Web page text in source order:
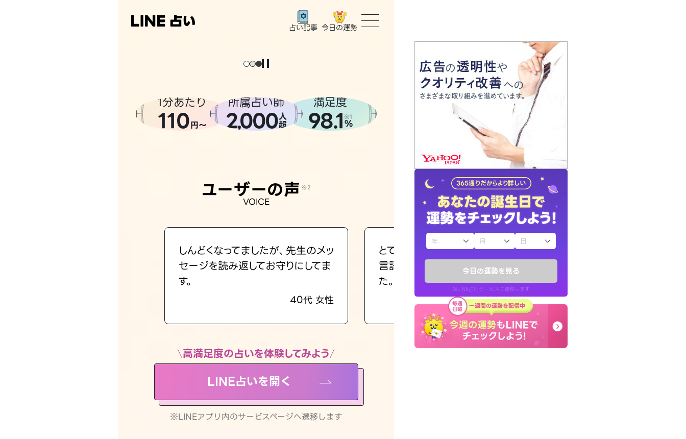
今日の運勢を見る
※LINE占いサービスに遷移します
占い記事 今日の運勢
トップ
ユーザーの声
占いの流れ
おすすめの占い師
よくある質問
えもじの子（占）12星座占い
お知らせ
1分あたり
110円〜
所属占い師
2,000人
超
満足度
98.1 ※1
%
ユーザーの声 ※2
VOICE
しんどくなってましたが、先生のメッ
セージを読み返してお守りにしてま
す。
40代 女性
とても的確で感じていた違和感を
言語化してくれたので腑に落ちまし
た。
30代 女性
高満足度の占いを体験してみよう
LINE占いを開く
※LINEアプリ内のサービスページへ遷移します